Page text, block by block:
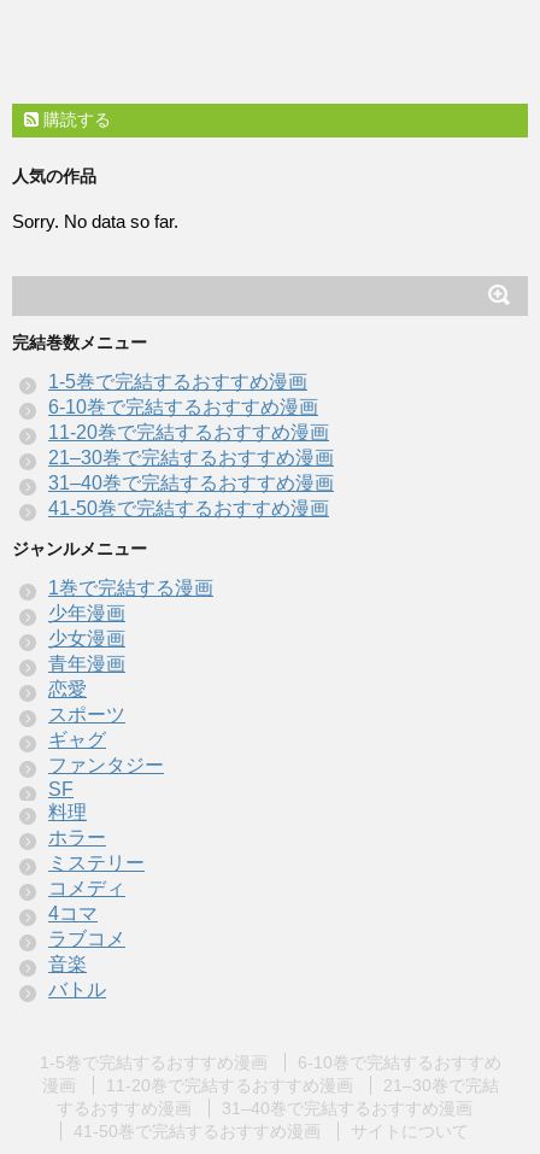
購読する
人気の作品
Sorry. No data so far.
完結巻数メニュー
1-5巻で完結するおすすめ漫画
6-10巻で完結するおすすめ漫画
11-20巻で完結するおすすめ漫画
21–30巻で完結するおすすめ漫画
31–40巻で完結するおすすめ漫画
41-50巻で完結するおすすめ漫画
ジャンルメニュー
1巻で完結する漫画
少年漫画
少女漫画
青年漫画
恋愛
スポーツ
ギャグ
ファンタジー
SF
料理
ホラー
ミステリー
コメディ
4コマ
ラブコメ
音楽
バトル
1-5巻で完結するおすすめ漫画
6-10巻で完結するおすすめ
漫画
11-20巻で完結するおすすめ漫画
21–30巻で完結
するおすすめ漫画
31–40巻で完結するおすすめ漫画
41-50巻で完結するおすすめ漫画
サイトについて